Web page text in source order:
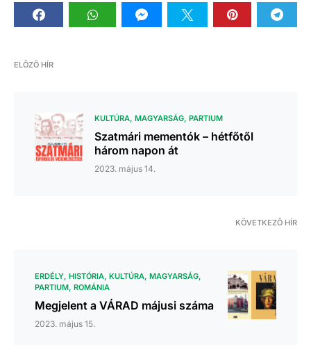
ELŐZŐ HÍR
KULTÚRA MAGYARSÁG PARTIUM
Szatmári mementók – hétfőtől
három napon át
2023. május 14.
KÖVETKEZŐ HÍR
ERDÉLY HISTÓRIA KULTÚRA MAGYARSÁG
PARTIUM ROMÁNIA
Megjelent a VÁRAD májusi száma
2023. május 15.